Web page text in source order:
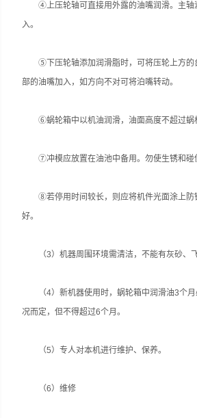
④上压轮轴可直接用外露的油嘴润滑。主轴
入。
⑤下压轮轴添加润滑脂时，可将压轮上方的
部的油嘴加入，如方向不对可将泊嘴转动。
⑥蜗轮箱中以机油润滑，油面高度不超过蜗
⑦冲模应放置在油池中备用。勿使生锈和碰
⑧若停用时间较长，则应将机件光面涂上防
好。
（3）机器周围环境需清洁，不能有灰砂、飞
（4）新机器使用时，蜗轮箱中润滑油3个月
况而定，但不得超过6个月。
（5）专人对本机进行维护、保养。
（6）维修